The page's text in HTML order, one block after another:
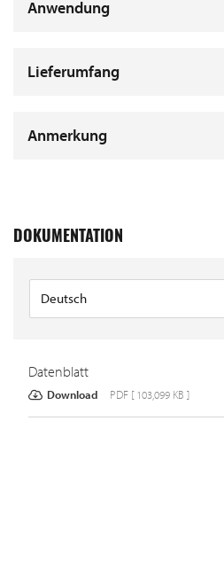
Anwendung
Lieferumfang
Anmerkung
DOKUMENTATION
Datenblatt
Download PDF [ 103,099 KB ]